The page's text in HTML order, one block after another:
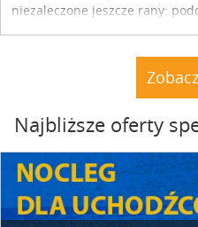
niezaleczone jeszcze rany:
dacze. Nie stoją. A natura
Najbliższe oferty